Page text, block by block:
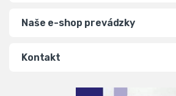
Naše e-shop prevádzky
Kontakt